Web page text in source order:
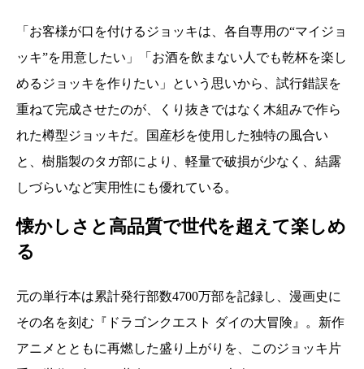
「お客様が口を付けるジョッキは、各自専用の“マイジョ
ッキ”を用意したい」「お酒を飲まない人でも乾杯を楽し
めるジョッキを作りたい」という思いから、試行錯誤を
重ねて完成させたのが、くり抜きではなく木組みで作ら
れた樽型ジョッキだ。国産杉を使用した独特の風合い
と、樹脂製のタガ部により、軽量で破損が少なく、結露
しづらいなど実用性にも優れている。
懐かしさと高品質で世代を超えて楽しめ
る
元の単行本は累計発行部数4700万部を記録し、漫画史に
その名を刻む『ドラゴンクエスト ダイの大冒険』。新作
アニメとともに再燃した盛り上がりを、このジョッキ片